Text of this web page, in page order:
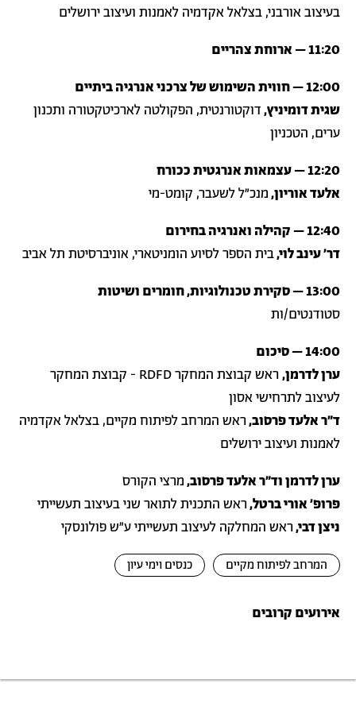
בעיצוב אורבני, בצלאל אקדמיה לאמנות ועיצוב ירושלים
11:20 – ארוחת צהריים
12:00 – חווית השימוש של צרכני אנרגיה ביתיים
שגית דומיניץ,דוקטורנטית, הפקולטה לארכיטקטורה ותכנון
ערים, הטכניון
12:20 – עצמאות אנרגטית ככורח
אלעד אוריון,מנכ״ל לשעבר, קומט-מי
12:40 – קהילה ואנרגיה בחירום
דר׳ עינב לוי,בית הספר לסיוע הומניטארי, אוניברסיטת תל אביב
13:00 – סקירת טכנולוגיות, חומרים ושיטות
סטודנטים/ות
14:00 – סיכום
ערן לדרמן,
ראש קבוצת המחקר RDFD - קבוצת המחקר
לעיצוב לתרחישי אסון
ד״ר אלעד פרסוב,ראש המרחב לפיתוח מקיים, בצלאל אקדמיה
לאמנות ועיצוב ירושלים
ערן לדרמן וד״ר אלעד פרסוב,מרצי הקורס
פרופ' אורי ברטל,ראש התכנית לתואר שני בעיצוב תעשייתי
ניצן דבי,ראש המחלקה לעיצוב תעשייתי ע"ש פולונסקי
המרחב לפיתוח מקיים כנסים וימי עיון
אירועים קרובים